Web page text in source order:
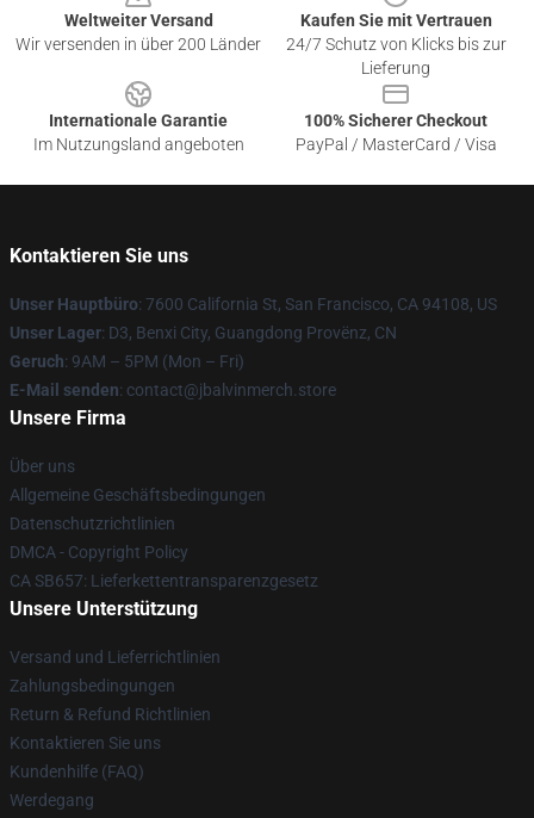
Weltweiter Versand
Wir versenden in über 200 Länder
Kaufen Sie mit Vertrauen
24/7 Schutz von Klicks bis zur
Lieferung
Internationale Garantie
Im Nutzungsland angeboten
100% Sicherer Checkout
PayPal / MasterCard / Visa
Kontaktieren Sie uns
Unser Hauptbüro: 7600 California St, San Francisco, CA 94108, US
Unser Lager: D3, Benxi City, Guangdong Provënz, CN
Geruch: 9AM – 5PM (Mon – Fri)
E-Mail senden: contact@jbalvinmerch.store
Unsere Firma
Über uns
Allgemeine Geschäftsbedingungen
Datenschutzrichtlinien
DMCA - Copyright Policy
CA SB657: Lieferkettentransparenzgesetz
Unsere Unterstützung
Versand und Lieferrichtlinien
Zahlungsbedingungen
Return & Refund Richtlinien
Kontaktieren Sie uns
Kundenhilfe (FAQ)
Werdegang